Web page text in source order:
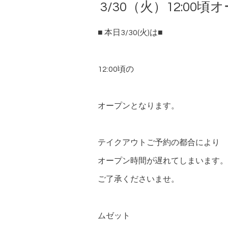
3/30（火）12:00頃
■ 本日3/30(火)は■
12:00頃の
オープンとなります。
テイクアウトご予約の都合により
オープン時間が遅れてしまいます。
ご了承くださいませ。
ムゼット